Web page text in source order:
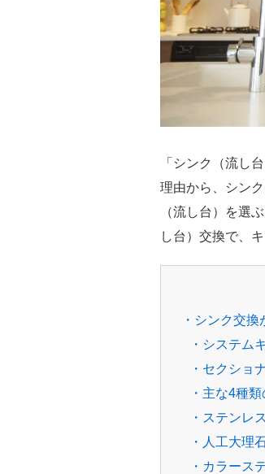
「シンク（流し
理由から、シン
（流し台）を選
し台）交換で、
・シンク交
・システム
・セクショ
・主な4種
・ステンレ
・人工大理
・カラース